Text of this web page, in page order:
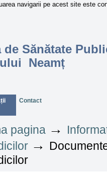
navigarii pe acest site este
de Sănătate
Neamț
Contact
pagina →
→